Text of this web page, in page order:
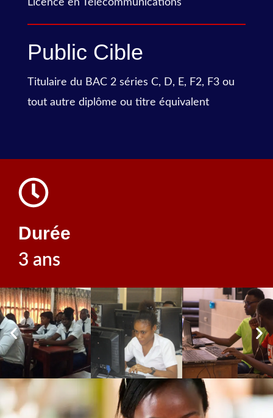
Licence en Télécommunications
Public Cible
Titulaire du BAC 2 séries C, D, E, F2, F3 ou
tout autre diplôme ou titre équivalent
Durée
3 ans